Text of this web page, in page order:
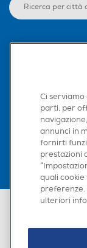
Scarica la
Euronics Italia SpA.
Ci
parti, per
annunci in
fornirti
prestazioni
quali
preferenze.
ulteriori